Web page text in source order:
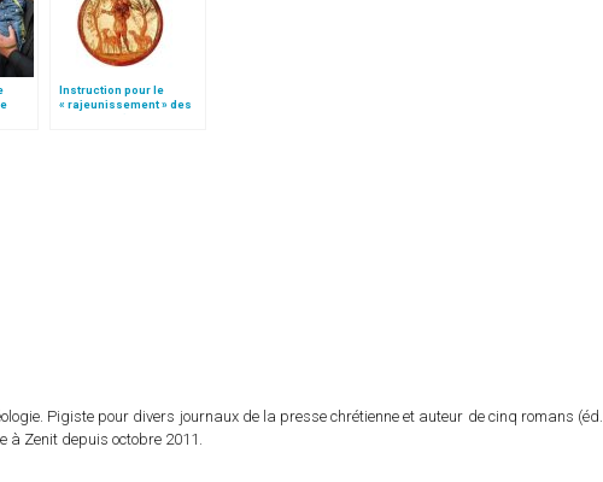
Instruction pour le
« rajeunissement » des
Pigiste pour divers journaux de la presse chrétienne et auteur de cinq romans (éd.
à Zenit depuis octobre 2011.